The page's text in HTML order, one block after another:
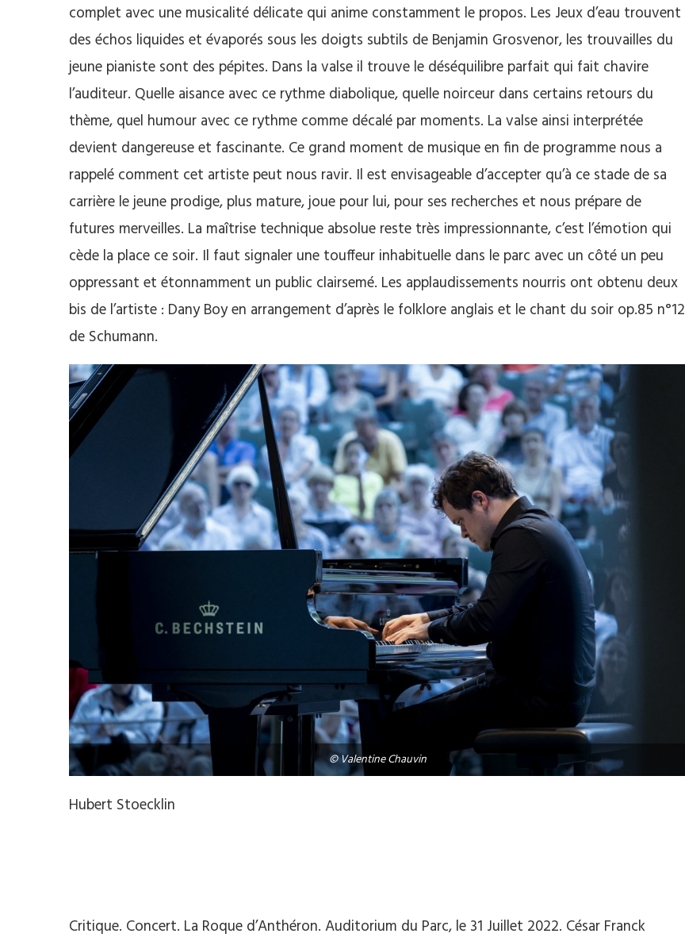
complet avec une musicalité délicate qui anime constamment le propos. Les Jeux d’eau trouvent
des échos liquides et évaporés sous les doigts subtils de Benjamin Grosvenor, les trouvailles du
jeune pianiste sont des pépites. Dans la valse il trouve le déséquilibre parfait qui fait chavire
l’auditeur. Quelle aisance avec ce rythme diabolique, quelle noirceur dans certains retours du
thème, quel humour avec ce rythme comme décalé par moments. La valse ainsi interprétée
devient dangereuse et fascinante. Ce grand moment de musique en fin de programme nous a
rappelé comment cet artiste peut nous ravir. Il est envisageable d’accepter qu’à ce stade de sa
carrière le jeune prodige, plus mature, joue pour lui, pour ses recherches et nous prépare de
futures merveilles. La maîtrise technique absolue reste très impressionnante, c’est l’émotion qui
cède la place ce soir. Il faut signaler une touffeur inhabituelle dans le parc avec un côté un peu
oppressant et étonnamment un public clairsemé. Les applaudissements nourris ont obtenu deux
bis de l’artiste : Dany Boy en arrangement d’après le folklore anglais et le chant du soir op.85 n°12
de Schumann.
© Valentine Chauvin
Hubert Stoecklin
Critique. Concert. La Roque d’Anthéron. Auditorium du Parc, le 31 Juillet 2022. César Franck